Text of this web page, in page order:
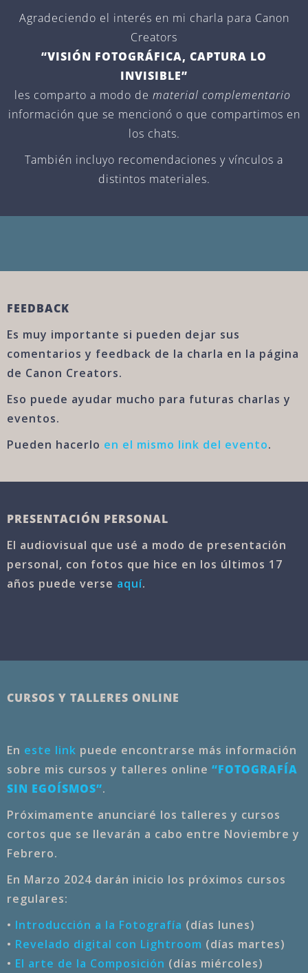
Agradeciendo el interés en mi charla para Canon
Creators
“VISIÓN FOTOGRÁFICA, CAPTURA LO
INVISIBLE”
les comparto a modo de material complementario
información que se mencionó o que compartimos en
los chats.
También incluyo recomendaciones y vínculos a
distintos materiales.
FEEDBACK
Es muy importante si pueden dejar sus
comentarios y feedback de la charla en la página
de Canon Creators.
Eso puede ayudar mucho para futuras charlas y
eventos.
Pueden hacerlo en el mismo link del evento.
PRESENTACIÓN PERSONAL
El audiovisual que usé a modo de presentación
personal, con fotos que hice en los últimos 17
años puede verse aquí.
CURSOS Y TALLERES ONLINE
En este link puede encontrarse más información
sobre mis cursos y talleres online “FOTOGRAFÍA
SIN EGOÍSMOS”.
Próximamente anunciaré los talleres y cursos
cortos que se llevarán a cabo entre Noviembre y
Febrero.
En Marzo 2024 darán inicio los próximos cursos
regulares:
• Introducción a la Fotografía (días lunes)
• Revelado digital con Lightroom (días martes)
• El arte de la Composición (días miércoles)